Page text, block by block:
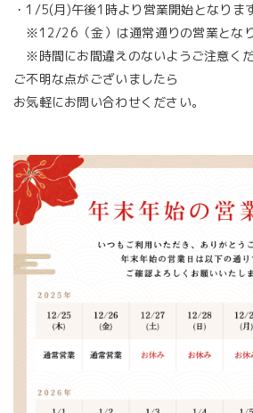
・1/5(月)午後1時より営業開始となります
※12/26（金）は通常通りの営業となり
※時間にお間違えのないようご注意くだ
ご不明な点がございましたら
お気軽にお問い合わせください。